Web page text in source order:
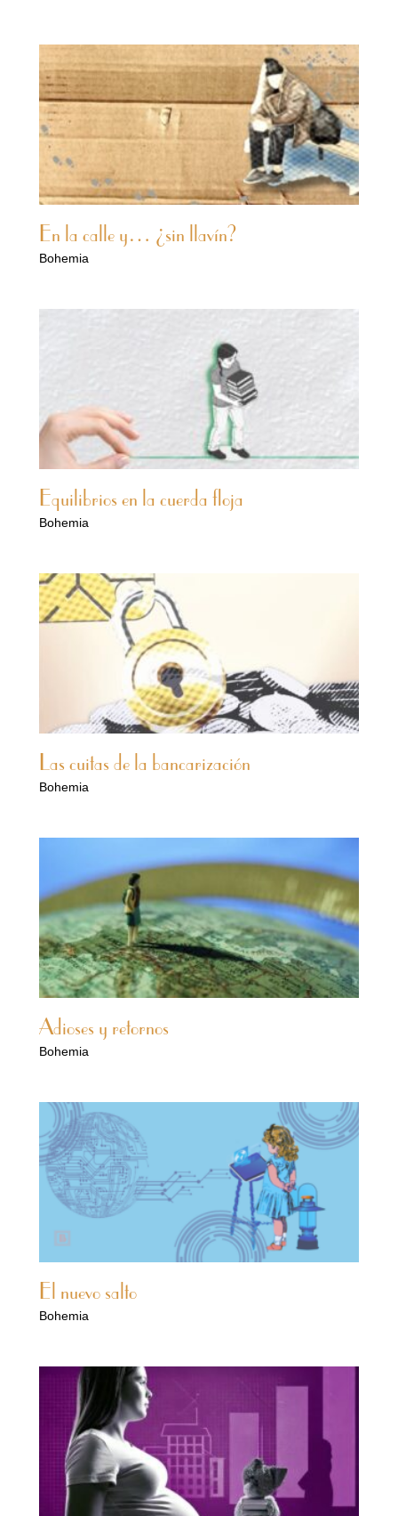
En la calle y… ¿sin llavín?
Bohemia
Equilibrios en la cuerda floja
Bohemia
Las cuitas de la bancarización
Bohemia
Adioses y retornos
Bohemia
El nuevo salto
Bohemia